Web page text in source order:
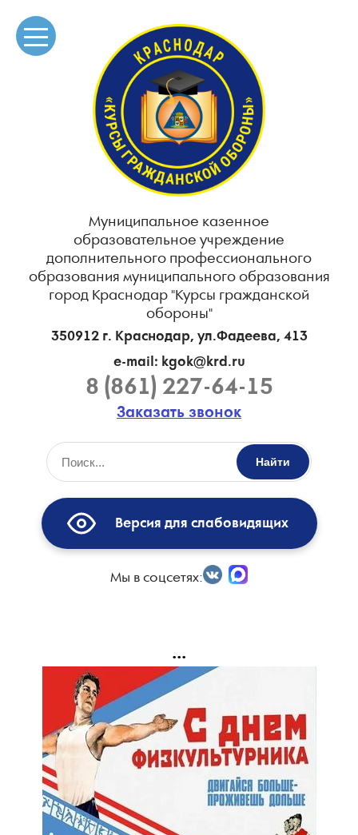
Муниципальное казенное
образовательное учреждение
дополнительного профессионального
образования муниципального образования
город Краснодар "Курсы гражданской
обороны"
350912 г. Краснодар, ул.Фадеева, 413
e-mail: kgok@krd.ru
8 (861) 227-64-15
Заказать звонок
Найти
Версия для слабовидящих
Мы в соцсетях:
...